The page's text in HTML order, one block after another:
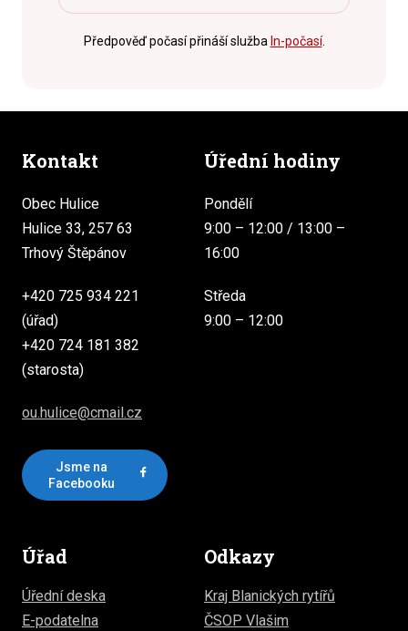
Předpověď počasí přináší služba In-počasí.
Kontakt
Obec Hulice
Hulice 33, 257 63
Trhový Štěpánov
+420 725 934 221
(úřad)
+420 724 181 382
(starosta)
ou.hulice@cmail.cz
Jsme na
Facebooku
Úřední hodiny
Pondělí
9:00 – 12:00 / 13:00 –
16:00
Středa
9:00 – 12:00
Úřad
Úřední deska
E-podatelna
Odkazy
Kraj Blanických rytířů
ČSOP Vlašim